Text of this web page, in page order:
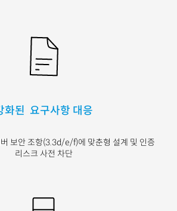
화된 요구사항 대응
보안 조항(3.3d/e/f)에 맞춘형 설계 및 인증
리스크 사전 차단